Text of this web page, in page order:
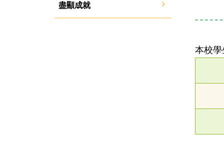
盡顯成就
本校